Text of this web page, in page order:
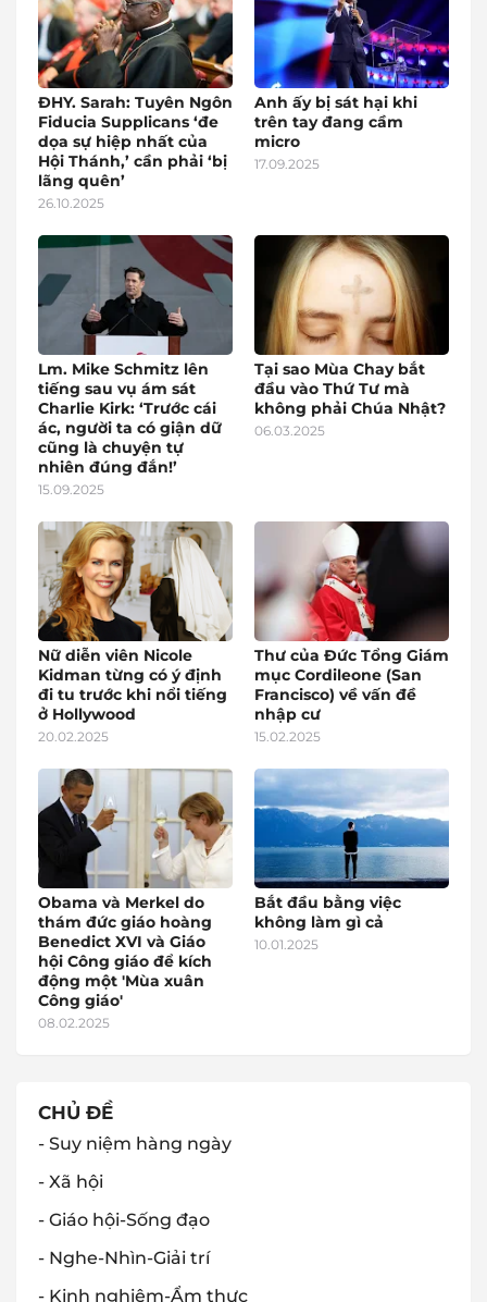
ĐHY. Sarah: Tuyên Ngôn
Fiducia Supplicans ‘đe
dọa sự hiệp nhất của
Hội Thánh,’ cần phải ‘bị
lãng quên’
26.10.2025
Anh ấy bị sát hại khi
trên tay đang cầm
micro
17.09.2025
Lm. Mike Schmitz lên
tiếng sau vụ ám sát
Charlie Kirk: ‘Trước cái
ác, người ta có giận dữ
cũng là chuyện tự
nhiên đúng đắn!’
15.09.2025
Tại sao Mùa Chay bắt
đầu vào Thứ Tư mà
không phải Chúa Nhật?
06.03.2025
Nữ diễn viên Nicole
Kidman từng có ý định
đi tu trước khi nổi tiếng
ở Hollywood
20.02.2025
Thư của Đức Tổng Giám
mục Cordileone (San
Francisco) về vấn đề
nhập cư
15.02.2025
Obama và Merkel do
thám đức giáo hoàng
Benedict XVI và Giáo
hội Công giáo để kích
động một 'Mùa xuân
Công giáo'
08.02.2025
Bắt đầu bằng việc
không làm gì cả
10.01.2025
CHỦ ĐỀ
- Suy niệm hàng ngày
- Xã hội
- Giáo hội-Sống đạo
- Nghe-Nhìn-Giải trí
- Kinh nghiệm-Ẩm thực